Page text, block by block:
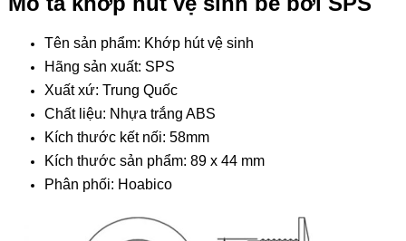
Tên sản phẩm: Khớp hút vệ sinh
Hãng sản xuất: SPS
Xuất xứ: Trung Quốc
Chất liệu: Nhựa trắng ABS
Kích thước kết nối: 58mm
Kích thước sản phẩm: 89 x 44 mm
Phân phối: Hoabico